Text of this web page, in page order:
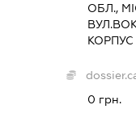
ОБЛ.,
КОРПУС
0 грн.